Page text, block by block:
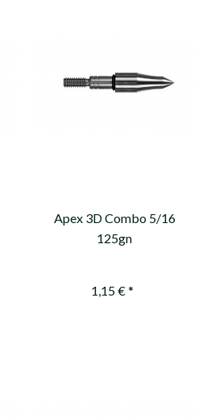
Apex 3D Combo 5/16
125gn
1,15 € *